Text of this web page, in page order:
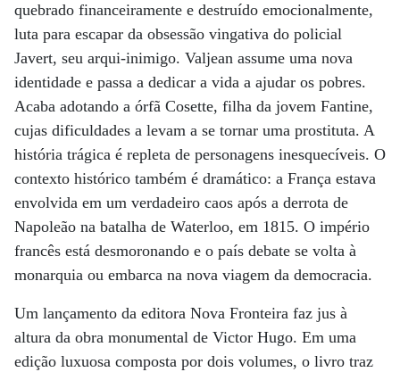
quebrado financeiramente e destruído emocionalmente,
luta para escapar da obsessão vingativa do policial
Javert, seu arqui-inimigo. Valjean assume uma nova
identidade e passa a dedicar a vida a ajudar os pobres.
Acaba adotando a órfã Cosette, filha da jovem Fantine,
cujas dificuldades a levam a se tornar uma prostituta. A
história trágica é repleta de personagens inesquecíveis. O
contexto histórico também é dramático: a França estava
envolvida em um verdadeiro caos após a derrota de
Napoleão na batalha de Waterloo, em 1815. O império
francês está desmoronando e o país debate se volta à
monarquia ou embarca na nova viagem da democracia.
Um lançamento da editora Nova Fronteira faz jus à
altura da obra monumental de Victor Hugo. Em uma
edição luxuosa composta por dois volumes, o livro traz